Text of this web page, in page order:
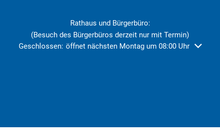
Rathaus und Bürgerbüro:
(Besuch des Bürgerbüros derzeit nur mit Termin)
Klicken, um weitere Öffnungs- oder Schließzeiten
Geschlossen: öffnet nächsten Montag um 08:00 Uhr